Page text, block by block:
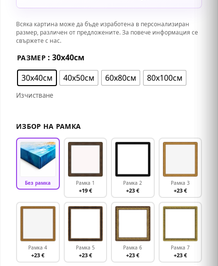
Всяка картина може да бъде изработена в персонализиран
размер, различен от предложените. За повече информация се
свържете с нас.
РАЗМЕР : 30х40см
30х40см
40х50см 60х80см 80х100см
Изчистване
ИЗБОР НА РАМКА
Без рамка Рамка 1
+19 €
Рамка 2
+23 €
Рамка 3
+23 €
Рамка 4
+23 €
Рамка 5
+23 €
Рамка 6
+23 €
Рамка 7
+23 €